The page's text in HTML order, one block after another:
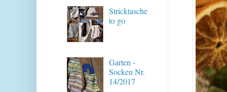
Stricktasche
to go
Garten -
Socken Nr.
14/2017